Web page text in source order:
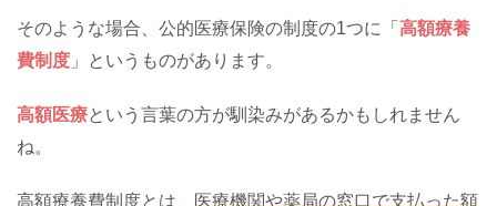
そのような場合、公的医療保険の制度の1つに「 高額療養
費制度 」というものがあります。
高額医療という言葉の方が馴染みがあるかもしれません
ね。
高額療養費制度とは、 医療機関や薬局の窓口で支払った額